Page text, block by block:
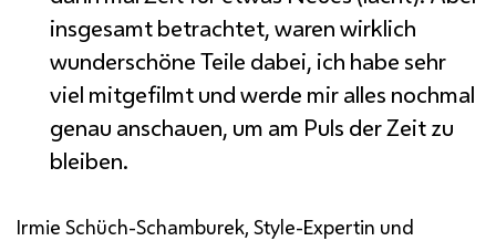
insgesamt betrachtet, waren wirklich
wunderschöne Teile dabei, ich habe sehr
viel mitgefilmt und werde mir alles nochmal
genau anschauen, um am Puls der Zeit zu
bleiben.
Irmie Schüch-Schamburek, Style-Expertin und